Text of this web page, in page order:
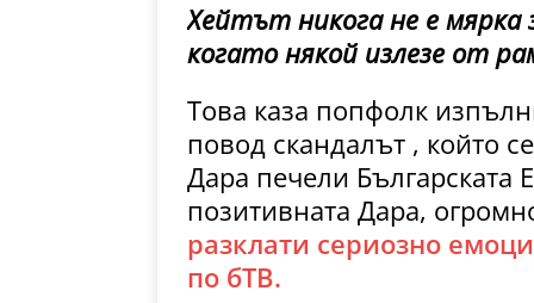
Хейтът никога не е
когато някой излезе от
Това каза попфолк
повод скандалът , който
Дара печели Българската
позитивната Дара,
разклати сериозно
по бТВ.